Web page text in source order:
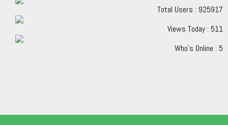
Total Users : 925917
Views Today : 511
Who's Online : 5